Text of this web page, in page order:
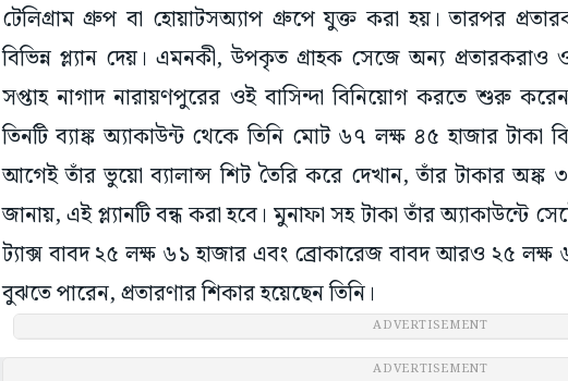
টেলিগ্রাম গ্রুপ বা হোয়াটসঅ্যাপ গ্রুপে যুক্ত করা হয়। তারপর
বিভিন্ন প্ল্যান দেয়। এমনকী, উপকৃত গ্রাহক সেজে অন্য
সপ্তাহ নাগাদ নারায়ণপুরের ওই বাসিন্দা বিনিয়োগ করতে শুরু
তিনটি ব্যাঙ্ক অ্যাকাউন্ট থেকে তিনি মোট ৬৭ লক্ষ ৪৫ হাজার
আগেই তাঁর ভুয়ো ব্যালান্স শিট তৈরি করে দেখান, তাঁর টাকার
জানায়, এই প্ল্যানটি বন্ধ করা হবে। মুনাফা সহ টাকা তাঁর অ্যাকাউন্টে
ট্যাক্স বাবদ ২৫ লক্ষ ৬১ হাজার এবং ব্রোকারেজ বাবদ আরও ২৫
বুঝতে পারেন, প্রতারণার শিকার হয়েছেন তিনি।
ADVERTISEMENT
ADVERTISEMENT